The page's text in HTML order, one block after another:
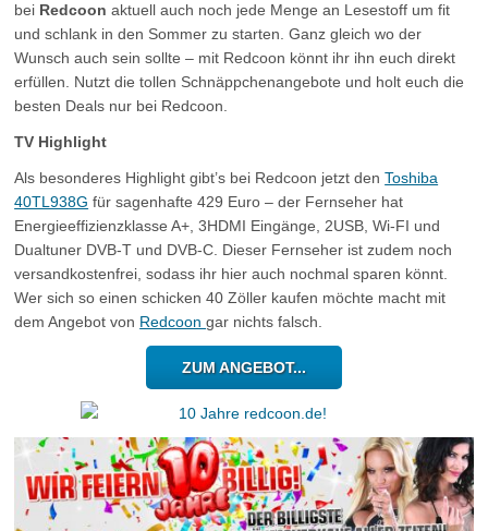
bei Redcoonaktuell auch noch jede Menge an Lesestoff um fit
und schlank in den Sommer zu starten. Ganz gleich wo der
Wunsch auch sein sollte – mit Redcoon könnt ihr ihn euch direkt
erfüllen. Nutzt die tollen Schnäppchenangebote und holt euch die
besten Deals nur bei Redcoon.
TV Highlight
Als besonderes Highlight gibt’s bei Redcoon jetzt denToshiba
40TL938G für sagenhafte 429 Euro – der Fernseher hat
Energieeffizienzklasse A+, 3HDMI Eingänge, 2USB, Wi-FI und
Dualtuner DVB-T und DVB-C. Dieser Fernseher ist zudem noch
versandkostenfrei, sodass ihr hier auch nochmal sparen könnt.
Wer sich so einen schicken 40 Zöller kaufen möchte macht mit
dem Angebot von Redcoongar nichts falsch.
ZUM ANGEBOT...